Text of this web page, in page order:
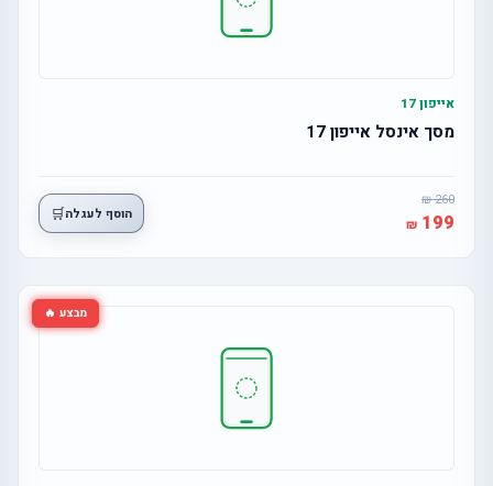
אייפון 17
מסך אינסל אייפון 17
260
199 הוסף לעגלה🛒
מבצע 🔥